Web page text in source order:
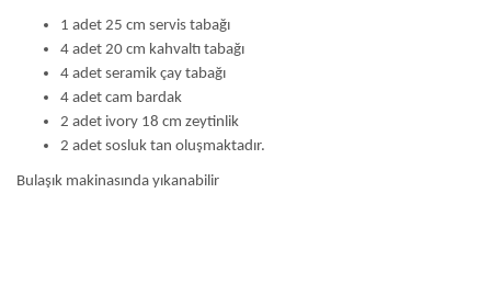
1 adet 25 cm servis tabağı
4 adet 20 cm kahvaltı tabağı
4 adet seramik çay tabağı
4 adet cam bardak
2 adet ivory 18 cm zeytinlik
2 adet sosluk tan oluşmaktadır.
Bulaşık makinasında yıkanabilir